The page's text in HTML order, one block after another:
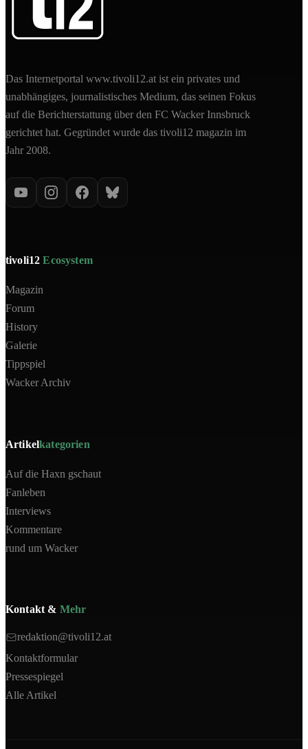
Das Internetportal www.tivoli12.at ist ein privates und
unabhängiges, journalistisches Medium, das seinen Fokus
auf die Berichterstattung über den FC Wacker Innsbruck
gerichtet hat. Gegründet wurde das tivoli12 magazin im
Jahr 2008.
tivoli12Ecosystem
Magazin
Forum
History
Galerie
Tippspiel
Wacker Archiv
Artikelkategorien
Auf die Haxn gschaut
Fanleben
Interviews
Kommentare
rund um Wacker
Kontakt & Mehr
redaktion@tivoli12.at
Kontaktformular
Pressespiegel
Alle Artikel